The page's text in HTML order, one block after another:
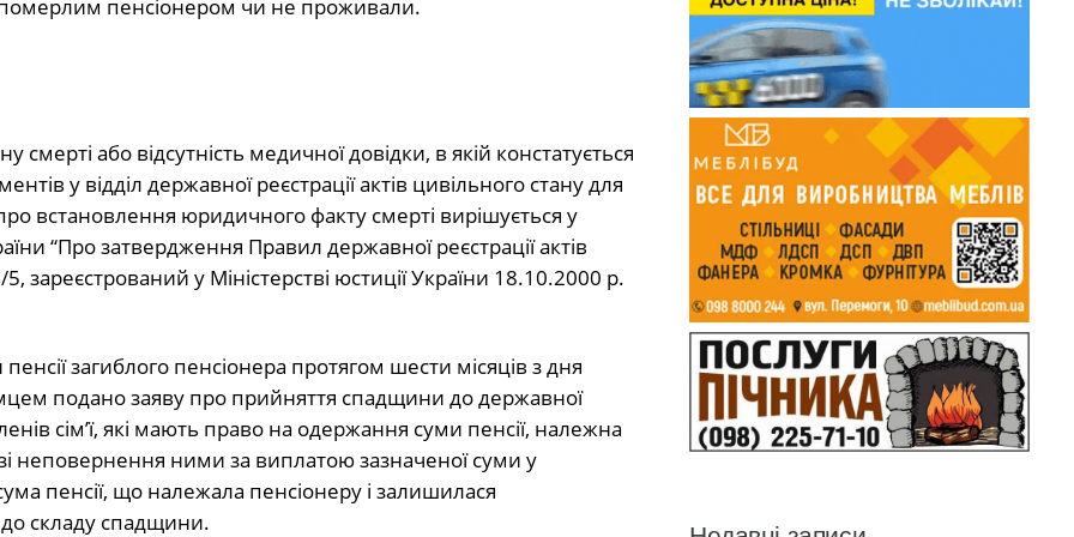
пенсіонером чи не проживали.
або відсутність медичної довідки, в якій констатується
у відділ державної реєстрації актів цивільного стану для
встановлення юридичного факту смерті вирішується у
“Про затвердження Правил державної реєстрації актів
зареєстрований у Міністерстві юстиції України 18.10.2000 р.
загиблого пенсіонера протягом шести місяців з дня
подано заяву про прийняття спадщини до державної
сім’ї, які мають право на одержання суми пенсії, належна
неповернення ними за виплатою зазначеної суми у
пенсії, що належала пенсіонеру і залишилася
складу спадщини.